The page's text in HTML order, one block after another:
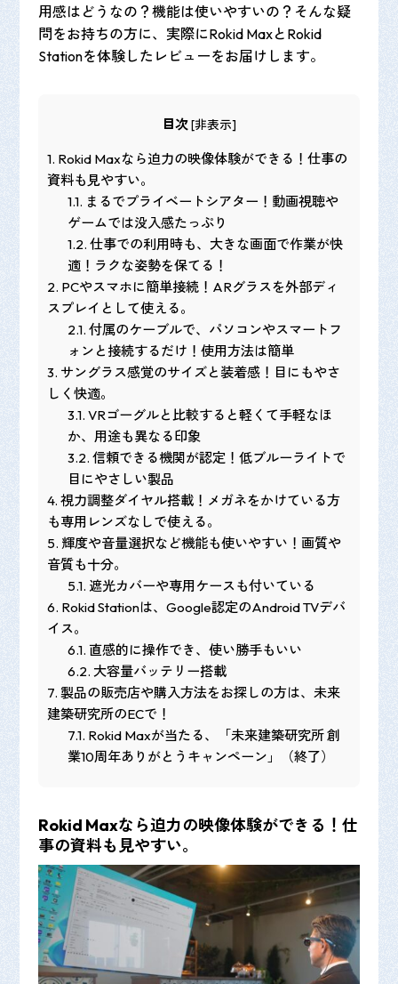
用感はどうなの？機能は使いやすいの？そんな疑
問をお持ちの方に、実際にRokid MaxとRokid
Stationを体験したレビューをお届けします。
目次[非表示]
1. Rokid Maxなら迫力の映像体験ができる！仕事の
資料も見やすい。
1.1. まるでプライベートシアター！動画視聴や
ゲームでは没入感たっぷり
1.2. 仕事での利用時も、大きな画面で作業が快
適！ラクな姿勢を保てる！
2. PCやスマホに簡単接続！ARグラスを外部ディ
スプレイとして使える。
2.1. 付属のケーブルで、パソコンやスマートフ
ォンと接続するだけ！使用方法は簡単
3. サングラス感覚のサイズと装着感！目にもやさ
しく快適。
3.1. VRゴーグルと比較すると軽くて手軽なほ
か、用途も異なる印象
3.2. 信頼できる機関が認定！低ブルーライトで
目にやさしい製品
4. 視力調整ダイヤル搭載！メガネをかけている方
も専用レンズなしで使える。
5. 輝度や音量選択など機能も使いやすい！画質や
音質も十分。
5.1. 遮光カバーや専用ケースも付いている
6. Rokid Stationは、Google認定のAndroid TVデバ
イス。
6.1. 直感的に操作でき、使い勝手もいい
6.2. 大容量バッテリー搭載
7. 製品の販売店や購入方法をお探しの方は、未来
建築研究所のECで！
7.1. Rokid Maxが当たる、「未来建築研究所 創
業10周年ありがとうキャンペーン」（終了）
Rokid Maxなら迫力の映像体験ができる！仕
事の資料も見やすい。